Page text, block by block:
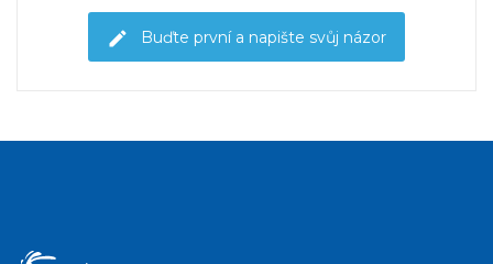
Buďte první a napište svůj názor